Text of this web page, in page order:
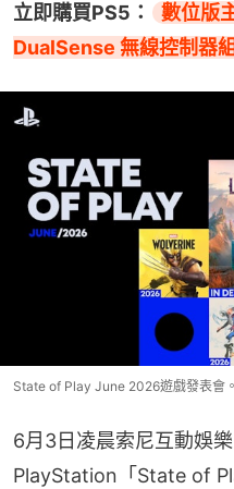
立即購買PS5： 數位版
DualSense 無線控制器
State of Play June 2026遊戲發表會
6月3日凌晨索尼互動娛
PlayStation「State of